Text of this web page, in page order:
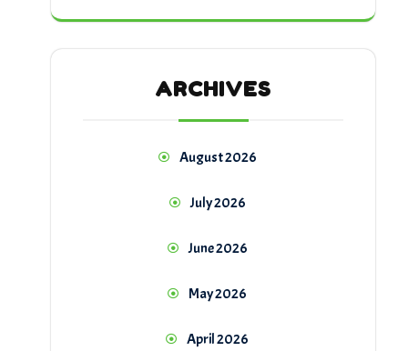
ARCHIVES
August 2026
July 2026
June 2026
May 2026
April 2026